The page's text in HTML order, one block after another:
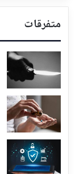
متفرقات